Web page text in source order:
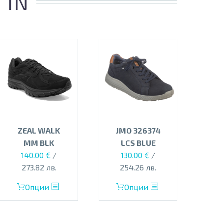
ZEAL WALK
MM BLK
140.00 € /
273.82 лв.
Опции
This
product
JMO 326374
LCS BLUE
130.00 € /
254.26 лв.
Опции
This
product